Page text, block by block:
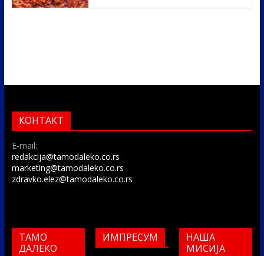
КОНТАКТ
E-mail:
redakcija@tamodaleko.co.rs
marketing@tamodaleko.co.rs
zdravko.elez@tamodaleko.co.rs
ТАМО
ДАЛЕКО
ИМПРЕСУМ
НАША
МИСИЈА